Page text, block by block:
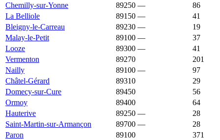
Chemilly-sur-Yonne
89250 —
86
La Belliole
89150 —
41
Bleigny-le-Carreau
89230 —
19
Malay-le-Petit
89100 —
37
Looze
89300 —
41
Vermenton
89270
201
Nailly
89100 —
97
Châtel-Gérard
89310
29
Domecy-sur-Cure
89450
56
Ormoy
89400
64
Hauterive
89250 —
28
Saint-Martin-sur-Armançon
89700 —
28
Paron
89100
371